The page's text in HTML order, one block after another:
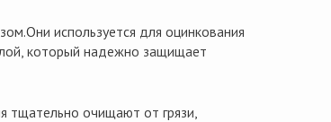
используется для оцинкования
который надежно защищает
тщательно очищают от грязи,